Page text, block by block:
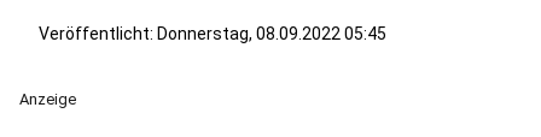
Veröffentlicht: Donnerstag, 08.09.2022 05:45
Anzeige